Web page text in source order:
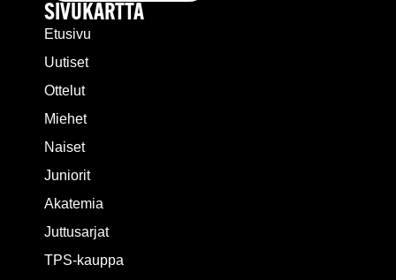
SIVUKARTTA
Etusivu
Uutiset
Ottelut
Miehet
Naiset
Juniorit
Akatemia
Juttusarjat
TPS-kauppa